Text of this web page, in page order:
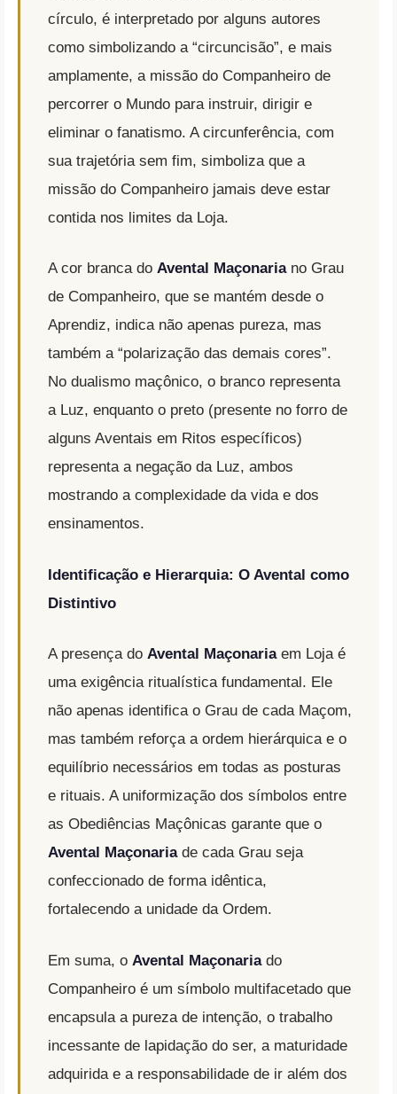
círculo, é interpretado por alguns autores
como simbolizando a “circuncisão”, e mais
amplamente, a missão do Companheiro de
percorrer o Mundo para instruir, dirigir e
eliminar o fanatismo. A circunferência, com
sua trajetória sem fim, simboliza que a
missão do Companheiro jamais deve estar
contida nos limites da Loja.
A cor branca do Avental Maçonariano Grau
de Companheiro, que se mantém desde o
Aprendiz, indica não apenas pureza, mas
também a “polarização das demais cores”.
No dualismo maçônico, o branco representa
a Luz, enquanto o preto (presente no forro de
alguns Aventais em Ritos específicos)
representa a negação da Luz, ambos
mostrando a complexidade da vida e dos
ensinamentos.
Identificação e Hierarquia: O Avental como
Distintivo
A presença do Avental Maçonariaem Loja é
uma exigência ritualística fundamental. Ele
não apenas identifica o Grau de cada Maçom,
mas também reforça a ordem hierárquica e o
equilíbrio necessários em todas as posturas
e rituais. A uniformização dos símbolos entre
as Obediências Maçônicas garante que o
Avental Maçonariade cada Grau seja
confeccionado de forma idêntica,
fortalecendo a unidade da Ordem.
Em suma, o Avental Maçonariado
Companheiro é um símbolo multifacetado que
encapsula a pureza de intenção, o trabalho
incessante de lapidação do ser, a maturidade
adquirida e a responsabilidade de ir além dos